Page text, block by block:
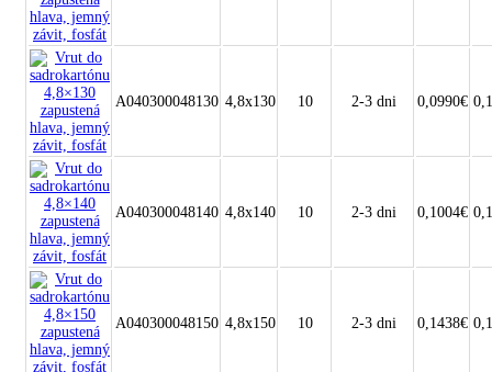
A040300048130 4,8x130 10 2-3 dni 0,0990€
A040300048140 4,8x140 10 2-3 dni 0,1004€
A040300048150 4,8x150 10 2-3 dni 0,1438€